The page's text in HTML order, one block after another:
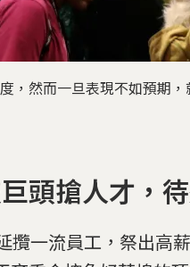
，然而一旦表現不如預期，
頭搶人才，
攬一流員工，祭出高